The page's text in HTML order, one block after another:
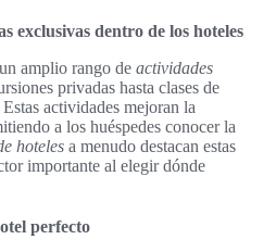
exclusivas dentro de los hoteles
amplio rango de actividades
privadas hasta clases de
actividades mejoran la
a los huéspedes conocer la
hoteles a menudo destacan estas
importante al elegir dónde
perfecto